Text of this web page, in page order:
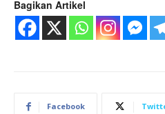
Bagikan Artikel
Facebook